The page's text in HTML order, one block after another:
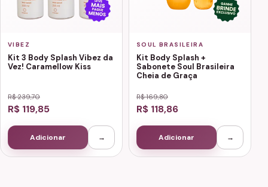
VIBEZ
Kit 3 Body Splash Vibez da
Vez! Caramellow Kiss
R$ 239,70
R$ 119,85
Adicionar →
SOUL BRASILEIRA
Kit Body Splash +
Sabonete Soul Brasileira
Cheia de Graça
R$ 169,80
R$ 118,86
Adicionar →